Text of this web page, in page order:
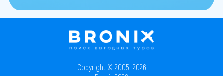
Copyright © 2005–2026